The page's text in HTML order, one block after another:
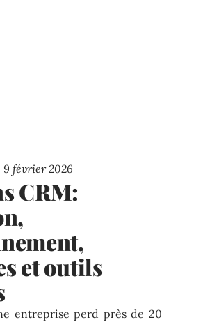
9 février 2026
CRM:
et outils
entreprise perd près de 20